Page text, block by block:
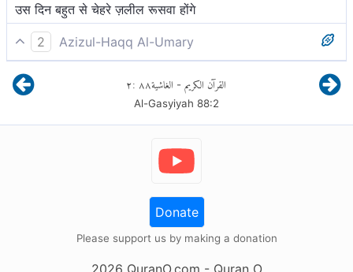
उस दिन बहुत से चेहरे ज़लील रूसवा होंगे
2
Azizul-Haqq Al-Umary
उस दिन कितने मूँह सहमे होंगे।
القرآن الكريم - الغاشية٨٨:٢
Al-Gasyiyah 88:2
Donate
Please support us by making a donation